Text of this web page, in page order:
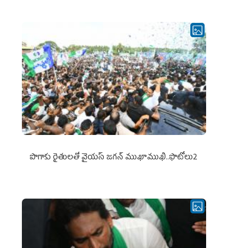
పొగాకు రైతుల‌తో వైయ‌స్ జ‌గ‌న్ ముఖాముఖి..ఫొటోలు2